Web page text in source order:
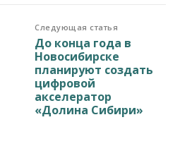
Следующая статья
До конца года в
Новосибирске
планируют создать
цифровой
акселератор
«Долина Сибири»